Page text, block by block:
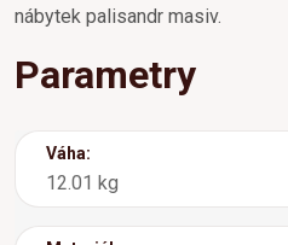
nábytek palisandr masiv.
Parametry
Váha:
12.01 kg